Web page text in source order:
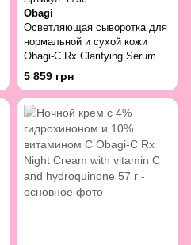
Obagi
Осветляющая сыворотка для
нормальной и сухой кожи
Obagi-C Rx Clarifying Serum
Normal to Dry Skin 30 мл
5 859 грн